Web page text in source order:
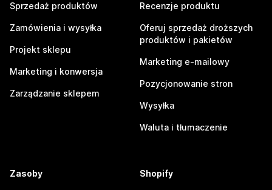
Sprzedaż produktów
Zamówienia i wysyłka
Projekt sklepu
Marketing i konwersja
Zarządzanie sklepem
Recenzje produktu
Oferuj sprzedaż droższych
produktów i pakietów
Marketing e-mailowy
Pozycjonowanie stron
Wysyłka
Waluta i tłumaczenie
Zasoby Shopify